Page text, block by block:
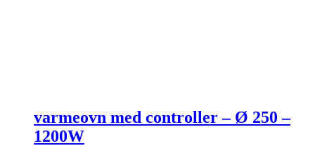
varmeovn med controller – Ø 250 –
1200W